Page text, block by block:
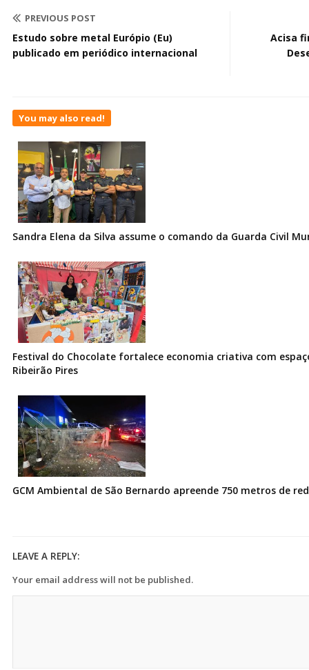
PREVIOUS POST
Estudo sobre metal Európio (Eu)
publicado em periódico internacional
Acisa
You may also read!
Sandra Elena da Silva assume o comando da Guarda Civil
Festival do Chocolate fortalece economia criativa com
Ribeirão Pires
GCM Ambiental de São Bernardo apreende 750 metros de
LEAVE A REPLY:
Your email address will not be published.